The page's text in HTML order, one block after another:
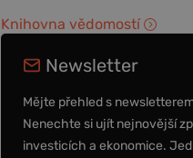
Knihovna vědomostí
Newsletter
Mějte přehled s
Nenechte si ujít nejnovější
investicích a ekonomice.